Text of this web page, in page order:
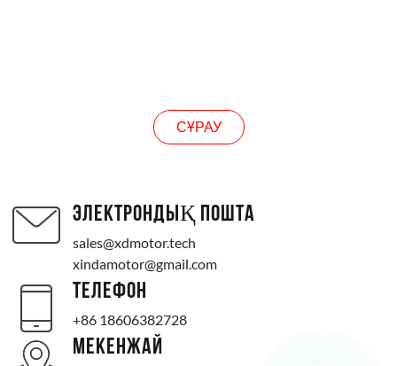
СҰРАУ
ЭЛЕКТРОНДЫҚ ПОШТА
sales@xdmotor.tech
xindamotor@gmail.com
ТЕЛЕФОН
+86 18606382728
МЕКЕНЖАЙ